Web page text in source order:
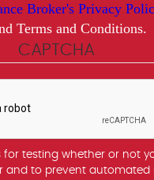
Broker's Privacy
Terms and Conditions.
CAPTCHA
for testing whether or not
and to prevent automated